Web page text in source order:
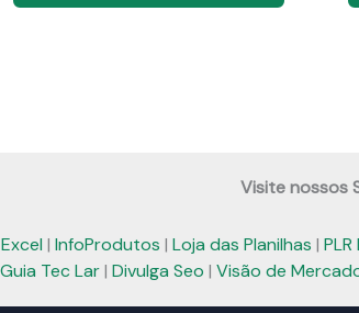
Visite nossos
| InfoProdutos | Loja das Planilhas |
Guia Tec Lar| Divulga Seo | Visão de